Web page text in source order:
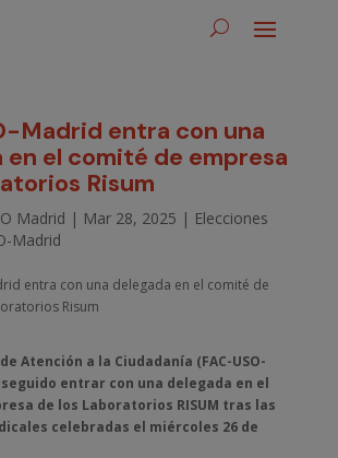
Madrid entra con una
en el comité de empresa
Risum
Madrid | Mar 28, 2025 | Elecciones
Madrid
Atención a la Ciudadanía (FAC-USO-
entrar con una delegada en el
de los Laboratorios RISUM tras las
celebradas el miércoles 26 de